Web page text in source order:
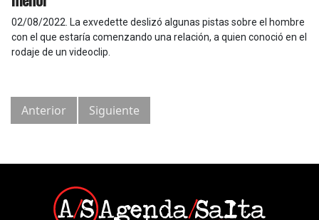
02/08/2022 La exvedette deslizó algunas pistas sobre el hombre
con el que estaría comenzando una relación, a quien conoció en el
rodaje de un videoclip.
Anterior Siguiente